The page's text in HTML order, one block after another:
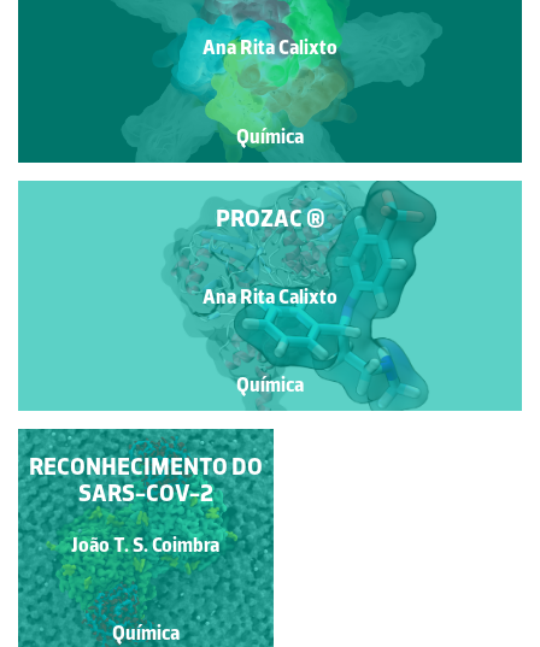
Ana Rita Calixto
Química
PROZAC ®
Ana Rita Calixto
Química
O MUNDO CONTRA O
SARS-COV-2
Pedro Ferreira
Química
RECONHECIMENTO DO
SARS-COV-2
João T. S. Coimbra
Química